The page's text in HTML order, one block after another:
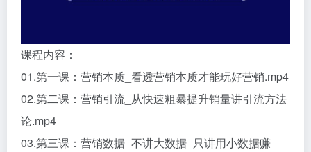
课程内容：
01.第一课：营销本质_看透营销本质才能玩好营销.mp4
02.第二课：营销引流_从快速粗暴提升销量讲引流方法
论.mp4
03.第三课：营销数据_不讲大数据_只讲用小数据赚